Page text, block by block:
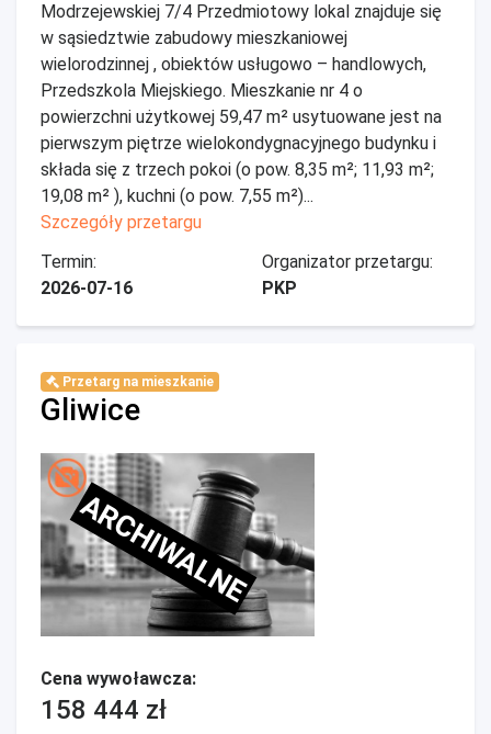
Modrzejewskiej 7/4 Przedmiotowy lokal znajduje się
w sąsiedztwie zabudowy mieszkaniowej
wielorodzinnej , obiektów usługowo – handlowych,
Przedszkola Miejskiego. Mieszkanie nr 4 o
powierzchni użytkowej 59,47 m² usytuowane jest na
pierwszym piętrze wielokondygnacyjnego budynku i
składa się z trzech pokoi (o pow. 8,35 m²; 11,93 m²;
19,08 m² ), kuchni (o pow. 7,55 m²)...
Szczegóły przetargu
Termin:
2026-07-16
Organizator przetargu:
PKP
Przetarg na mieszkanie
Gliwice
ARCHIWALNE
Cena wywoławcza:
158 444 zł